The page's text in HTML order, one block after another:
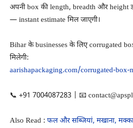
अपनी box की length, breadth और
— instant estimate मिल जाएगी।
Bihar के businesses के लिए corrugated
मिलेगी:
aarishapackaging.com/corrugated-box-
📞 +91 7004087283 | 📧
Also Read : फल और सब्जियां, मखाना,